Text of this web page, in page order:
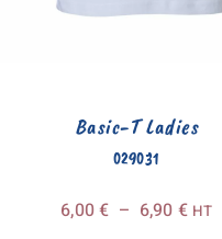
029031
Basic-T Ladies
6,00€ – 6,90 €Plage
HT